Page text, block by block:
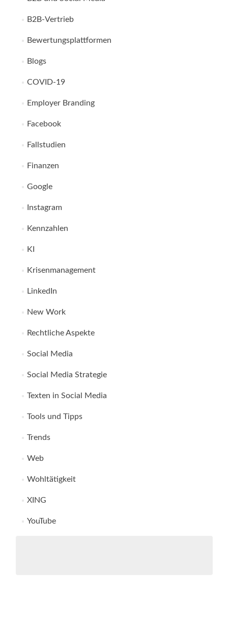
B2B-Vertrieb
Bewertungsplattformen
Blogs
COVID-19
Employer Branding
Facebook
Fallstudien
Finanzen
Google
Instagram
Kennzahlen
KI
Krisenmanagement
LinkedIn
New Work
Rechtliche Aspekte
Social Media
Social Media Strategie
Texten in Social Media
Tools und Tipps
Trends
Web
Wohltätigkeit
XING
YouTube